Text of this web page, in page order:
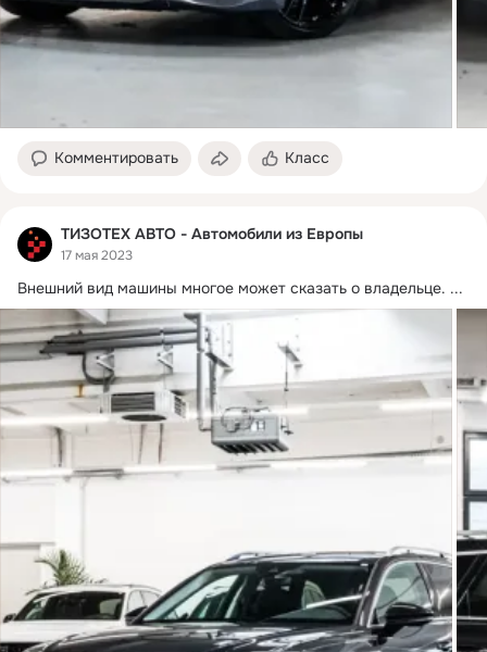
Комментировать Класс
ТИЗОТЕХ АВТО - Автомобили из Европы
17 мая 2023
Внешний вид машины многое может сказать о владельце. ...